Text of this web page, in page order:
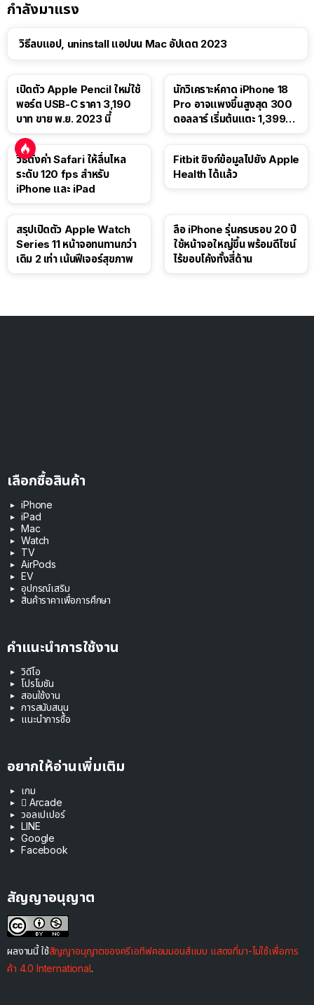
กำลังมาแรง
วิธีลบแอป, uninstall แอปบน Mac อัปเดต 2023
เปิดตัว Apple Pencil ใหม่ใช้
พอร์ต USB-C ราคา 3,190
บาท ขาย พ.ย. 2023 นี้
นักวิเคราะห์คาด iPhone 18
Pro อาจแพงขึ้นสูงสุด 300
ดอลลาร์ เริ่มต้นแตะ 1,399
วิธีตั้งค่า Safari ให้ลื่นไหล
ระดับ 120 fps สำหรับ
iPhone และ iPad
Fitbit ซิงก์ข้อมูลไปยัง Apple
Health ได้แล้ว
สรุปเปิดตัว Apple Watch
Series 11 หน้าจอทนทานกว่า
เดิม 2 เท่า เน้นฟีเจอร์สุขภาพ
ลือ iPhone รุ่นครบรอบ 20 ปี
ใช้หน้าจอใหญ่ขึ้น พร้อมดีไซน์
ไร้ขอบโค้งทั้งสี่ด้าน
เลือกซื้อสินค้า
iPhone
iPad
Mac
Watch
TV
AirPods
EV
อุปกรณ์เสริม
สินค้าราคาเพื่อการศึกษา
คำแนะนำการใช้งาน
วิดีโอ
โปรโมชัน
สอนใช้งาน
การสนับสนุน
แนะนำการซื้อ
อยากให้อ่านเพิ่มเติม
เกม
 Arcade
วอลเปเปอร์
LINE
Google
Facebook
สัญญาอนุญาต
ผลงานนี้ ใช้สัญญาอนุญาตของครีเอทีฟคอมมอนส์แบบ แสดงที่มา-ไม่ใช้เพื่อการ
ค้า 4.0 International.